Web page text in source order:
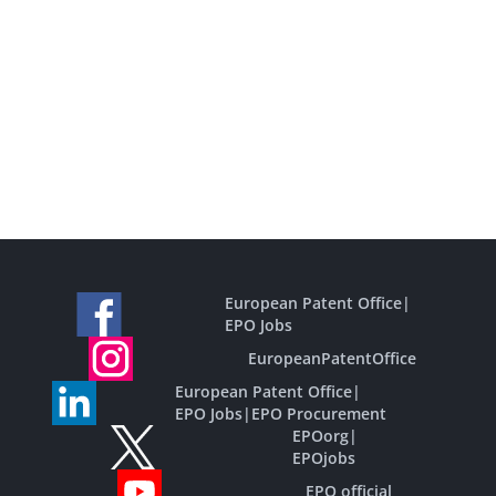
European Patent Office|
EPO Jobs
EuropeanPatentOffice
European Patent Office|
EPO Jobs| EPO Procurement
EPOorg|
EPOjobs
EPO official